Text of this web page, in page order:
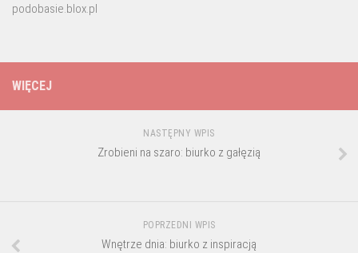
podobasie.blox.pl
WIĘCEJ
NASTĘPNY WPIS
Zrobieni na szaro: biurko z gałęzią
POPRZEDNI WPIS
Wnętrze dnia: biurko z inspiracją